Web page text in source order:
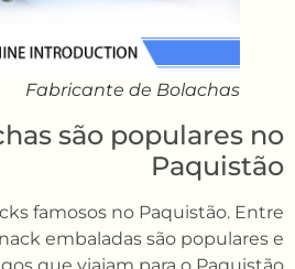
Fabricante de Bolachas
são populares no
Paquistão
famosos no Paquistão. Entre
embaladas são populares e